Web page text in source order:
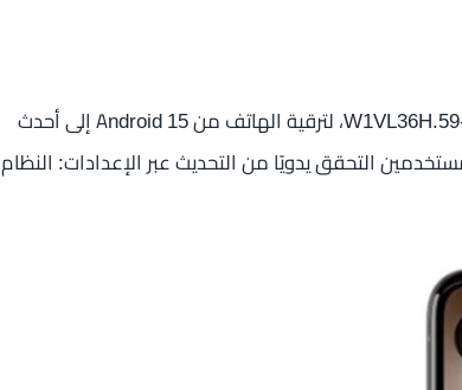
التحديث بدأ طرحه حاليًا في البرازيل، ويحمل رقم الإصدار W1VL36H.59-55-5، لترقية الهاتف من Android 15 إلى أحدث
التحقق يدويًا من التحديث عبر الإعدادات: النظام